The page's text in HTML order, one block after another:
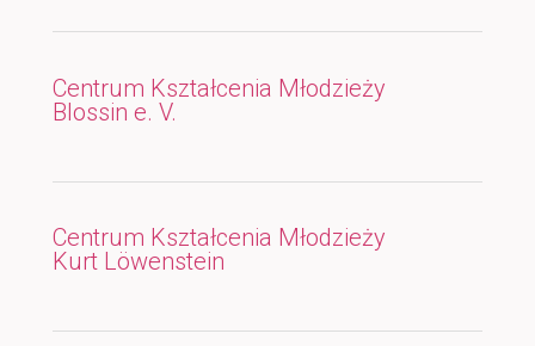
Centrum Kształcenia Młodzieży
Blossin e. V.
Centrum Kształcenia Młodzieży
Kurt Löwenstein